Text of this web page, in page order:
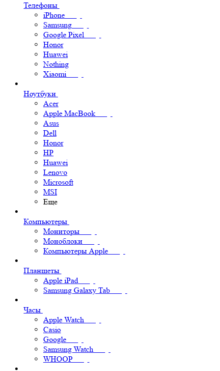
Телефоны
iPhone
Samsung
Google Pixel
Honor
Huawei
Nothing
Xiaomi
Ноутбуки
Acer
Apple MacBook
Asus
Dell
Honor
HP
Huawei
Lenovo
Microsoft
MSI
Еще
Компьютеры
Мониторы
Моноблоки
Компьютеры Apple
Планшеты
Apple iPad
Samsung Galaxy Tab
Часы
Apple Watch
Casio
Google
Samsung Watch
WHOOP